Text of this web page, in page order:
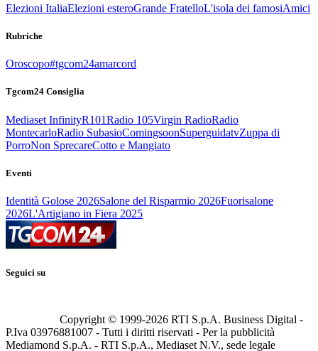
Elezioni ItaliaElezioni esteroGrande FratelloL'isola dei famosiAmici
Rubriche
Oroscopo#tgcom24amarcord
Tgcom24 Consiglia
Mediaset InfinityR101Radio 105Virgin RadioRadio
MontecarloRadio SubasioComingsoonSuperguidatvZuppa di
PorroNon SprecareCotto e Mangiato
Eventi
Identità Golose 2026Salone del Risparmio 2026Fuorisalone
2026L'Artigiano in Fiera 2025
Seguici su
Copyright © 1999-2026 RTI S.p.A. Business Digital -
P.Iva 03976881007 - Tutti i diritti riservati - Per la pubblicità
Mediamond S.p.A. - RTI S.p.A., Mediaset N.V., sede legale